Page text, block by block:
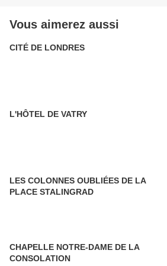
Vous aimerez aussi
CITÉ DE LONDRES
L'HÔTEL DE VATRY
LES COLONNES OUBLIÉES DE LA
PLACE STALINGRAD
CHAPELLE NOTRE-DAME DE LA
CONSOLATION